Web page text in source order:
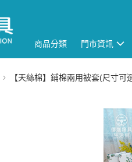
商品分類 門市資訊
【天絲棉】鋪棉兩用被套(尺寸可